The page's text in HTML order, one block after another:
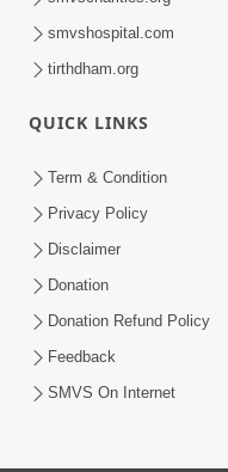
smvshospital.com
tirthdham.org
QUICK LINKS
Term & Condition
Privacy Policy
Disclaimer
Donation
Donation Refund Policy
Feedback
SMVS On Internet